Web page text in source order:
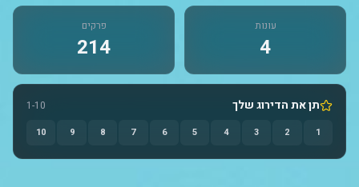
עונות
4
פרקים
214
תן את הדירוג שלך 1-10
1
2
3
4
5
6
7
8
9
10